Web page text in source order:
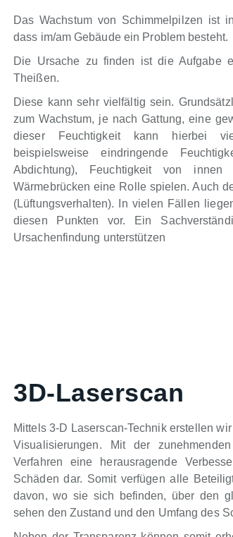
Das Wachstum von Schimmelpilzen ist
dass im/am Gebäude ein Problem besteht.
Die Ursache zu finden ist die Aufgabe
Theißen.
Diese kann sehr vielfältig sein.
zum Wachstum, je nach Gattung, eine
dieser Feuchtigkeit kann hierbei
beispielsweise eindringende
Abdichtung), Feuchtigkeit von innen
Wärmebrücken eine Rolle spielen. Auch
(Lüftungsverhalten). In vielen Fällen
diesen Punkten vor. Ein
Ursachenfindung unterstützen
3D-Laserscan
Mittels 3-D Laserscan-Technik erstellen
Visualisierungen. Mit der
Verfahren eine herausragende
Schäden dar. Somit verfügen alle
davon, wo sie sich befinden, über den
sehen den Zustand und den Umfang des